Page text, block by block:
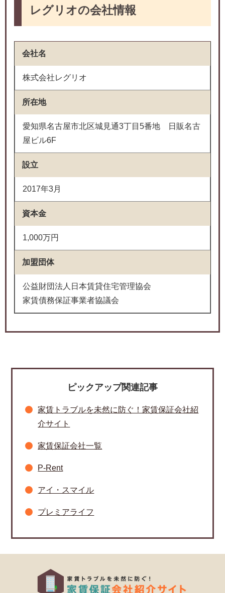
レグリオの会社情報
会社名
株式会社レグリオ
所在地
愛知県名古屋市北区城見通3丁目5番地 日販名古
屋ビル6F
設立
2017年3月
資本金
1,000万円
加盟団体
公益財団法人日本賃貸住宅管理協会
家賃債務保証事業者協議会
ピックアップ関連記事
家賃トラブルを未然に防ぐ！家賃保証会社紹
介サイト
家賃保証会社一覧
P-Rent
アイ・スマイル
プレミアライフ